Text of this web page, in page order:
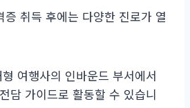
증 취득 후에는 다양한 진로가 열
여행사의 인바운드 부서에서
담 가이드로 활동할 수 있습니